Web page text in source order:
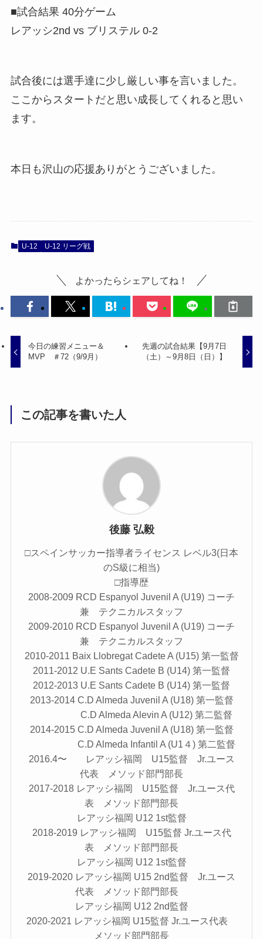
■試合結果 40分ゲーム
レアッシ2nd vs ブリステル 0-2
試合後には選手達に少し厳しい事を言いました。
ここからスタートだと思い成長してくれると思い
ます。
本日も沢山の応援ありがとうございました。
U-12 U-12 リーグ戦
よかったらシェアしてね！
今日の練習メニュー＆
MVP ＃72（9/9月）
先週の試合結果【9月7日
（土）～9月8日（日）】
この記事を書いた人
後藤 弘毅
□スペインサッカー指導者ライセンス レベル3(日本
のS級に相当)
□指導歴
2008-2009 RCD Espanyol Juvenil A (U19) コーチ
兼 テクニカルスタッフ
2009-2010 RCD Espanyol Juvenil A (U19) コーチ
兼 テクニカルスタッフ
2010-2011 Baix Llobregat Cadete A (U15) 第一監督
2011-2012 U.E Sants Cadete B (U14) 第一監督
2012-2013 U.E Sants Cadete B (U14) 第一監督
2013-2014 C.D Almeda Juvenil A (U18) 第一監督
C.D Almeda Alevin A (U12) 第二監督
2014-2015 C.D Almeda Juvenil A (U18) 第一監督
C.D Almeda Infantil A (U1４) 第二監督
2016.4〜 レアッシ福岡 U15監督 Jr.ユース
代表 メソッド部門部長
2017-2018 レアッシ福岡 U15監督 Jr.ユース代
表 メソッド部門部長
レアッシ福岡 U12 1st監督
2018-2019 レアッシ福岡 U15監督 Jr.ユース代
表 メソッド部門部長
レアッシ福岡 U12 1st監督
2019-2020 レアッシ福岡 U15 2nd監督 Jr.ユース
代表 メソッド部門部長
レアッシ福岡 U12 2nd監督
2020-2021 レアッシ福岡 U15監督 Jr.ユース代表
メソッド部門部長